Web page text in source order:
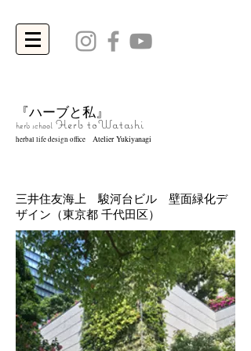
『ハーブと私』
herb school Herb toWatashi
herbal life design office Atelier Yukiyanagi
三井住友海上 駿河台ビル 壁面緑化デ
ザイン（東京都 千代田区）